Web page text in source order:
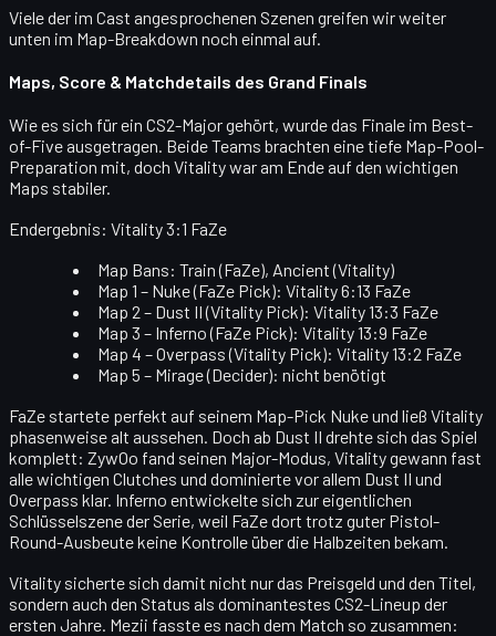
Viele der im Cast angesprochenen Szenen greifen wir weiter
unten im Map-Breakdown noch einmal auf.
Maps, Score & Matchdetails des Grand Finals
Wie es sich für ein CS2-Major gehört, wurde das Finale im Best-
of-Five ausgetragen. Beide Teams brachten eine tiefe Map-Pool-
Preparation mit, doch Vitality war am Ende auf den wichtigen
Maps stabiler.
Endergebnis: Vitality 3:1 FaZe
Map Bans: Train (FaZe), Ancient (Vitality)
Map 1 – Nuke (FaZe Pick): Vitality 6:13 FaZe
Map 2 – Dust II (Vitality Pick): Vitality 13:3 FaZe
Map 3 – Inferno (FaZe Pick): Vitality 13:9 FaZe
Map 4 – Overpass (Vitality Pick): Vitality 13:2 FaZe
Map 5 – Mirage (Decider): nicht benötigt
FaZe startete perfekt auf seinem Map-Pick Nuke und ließ Vitality
phasenweise alt aussehen. Doch ab Dust II drehte sich das Spiel
komplett: ZywOo fand seinen Major-Modus, Vitality gewann fast
alle wichtigen Clutches und dominierte vor allem Dust II und
Overpass klar. Inferno entwickelte sich zur eigentlichen
Schlüsselszene der Serie, weil FaZe dort trotz guter Pistol-
Round-Ausbeute keine Kontrolle über die Halbzeiten bekam.
Vitality sicherte sich damit nicht nur das Preisgeld und den Titel,
sondern auch den Status als dominantestes CS2-Lineup der
ersten Jahre. Mezii fasste es nach dem Match so zusammen: